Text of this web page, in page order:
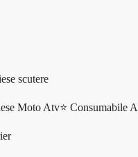
scutere
Moto Atv⭐️ Consumabile